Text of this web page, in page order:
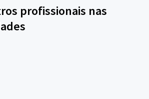
profissionais nas